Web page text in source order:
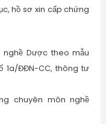
hồ sơ xin cấp chứng
Dược theo mẫu
1a/ĐĐN-CC, thông tư
chuyên môn nghề